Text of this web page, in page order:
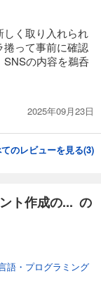
しく取り入れられ
捲って事前に確認
SNSの内容を鵜呑
2025年09月23日
のレビューを見る(3)
ト作成の... の
語・プログラミング